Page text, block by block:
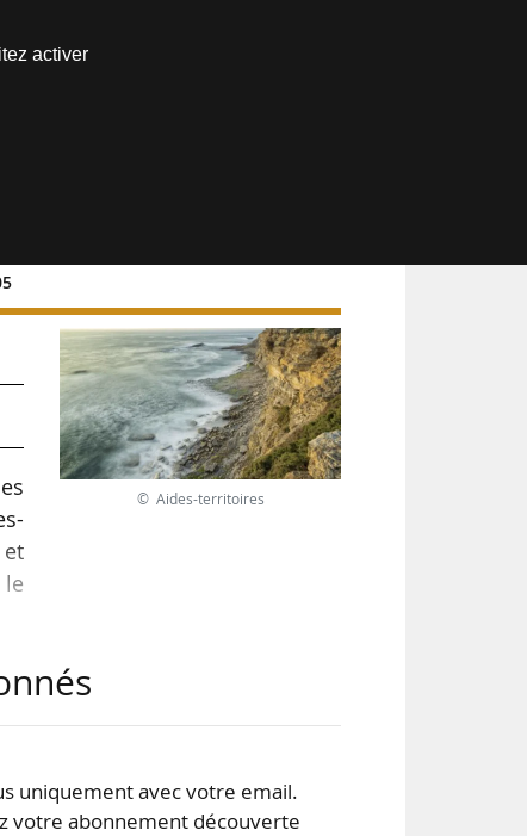
et
le
le
© Aides-territoires
uniquement avec votre email.
votre abonnement découverte
activer